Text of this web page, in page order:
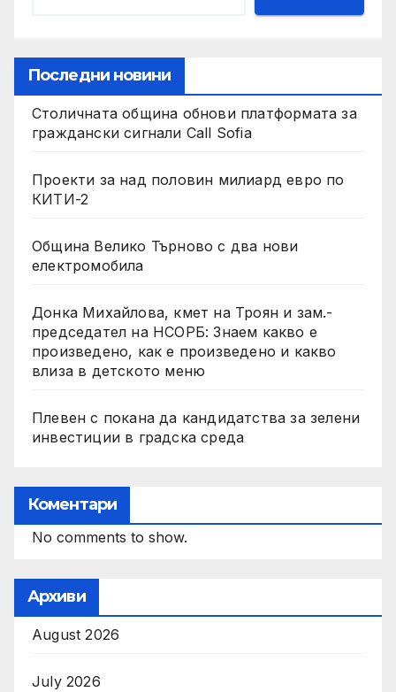
Последни новини
Столичната община обнови платформата за
граждански сигнали Call Sofia
Проекти за над половин милиард евро по
КИТИ-2
Община Велико Търново с два нови
електромобила
Донка Михайлова, кмет на Троян и зам.-
председател на НСОРБ: Знаем какво е
произведено, как е произведено и какво
влиза в детското меню
Плевен с покана да кандидатства за зелени
инвестиции в градска среда
Коментари
No comments to show.
Архиви
August 2026
July 2026